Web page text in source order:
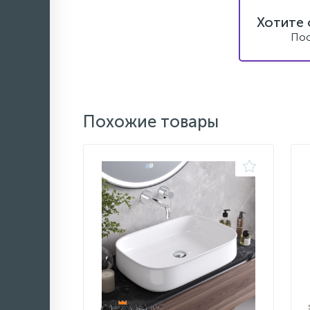
Хотите
Похожие товары